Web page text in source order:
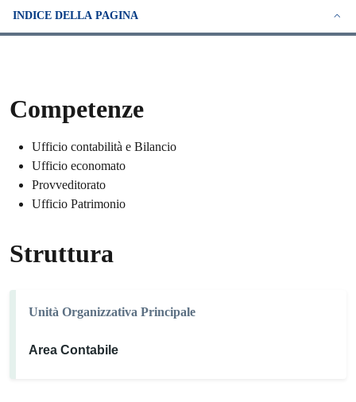
INDICE DELLA PAGINA
Competenze
Ufficio contabilità e Bilancio
Ufficio economato
Provveditorato
Ufficio Patrimonio
Struttura
Unità Organizzativa Principale
Area Contabile